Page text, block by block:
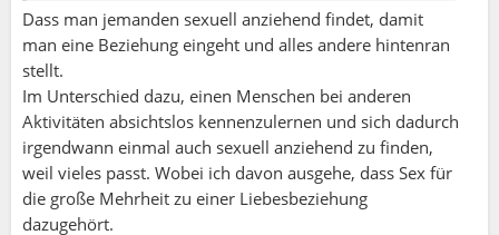
Dass man jemanden sexuell anziehend findet, damit
man eine Beziehung eingeht und alles andere hintenran
stellt.
Im Unterschied dazu, einen Menschen bei anderen
Aktivitäten absichtslos kennenzulernen und sich dadurch
irgendwann einmal auch sexuell anziehend zu finden,
weil vieles passt. Wobei ich davon ausgehe, dass Sex für
die große Mehrheit zu einer Liebesbeziehung
dazugehört.